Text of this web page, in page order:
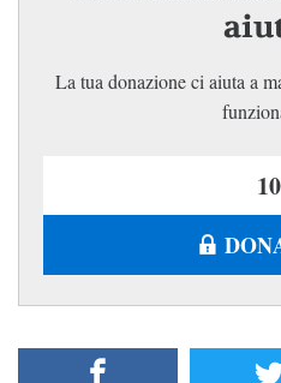
La tua donazione ci aiuta a